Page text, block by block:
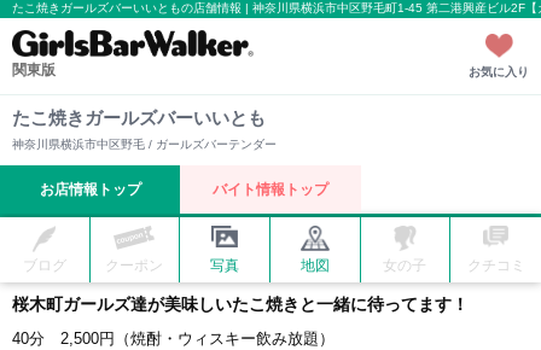
たこ焼きガールズバーいいともの店舗情報 | 神奈川県横浜市中区野毛町1-45 第二港興産ビル2F
関東版 お気に入り
たこ焼きガールズバーいいとも
神奈川県横浜市中区野毛 / ガールズバーテンダー
お店情報トップ バイト情報トップ
ブログ クーポン 写真 地図 女の子 クチコミ
桜木町ガールズ達が美味しいたこ焼きと一緒に待ってます！
40分 2,500円（焼酎・ウィスキー飲み放題）